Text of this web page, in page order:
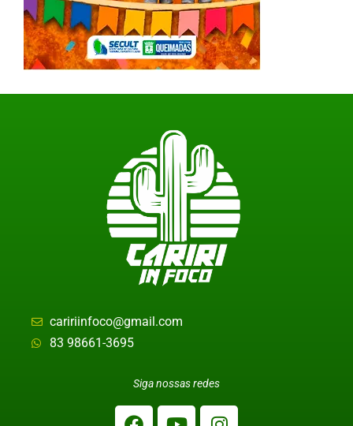
caririinfoco@gmail.com
83 98661-3695
Siga nossas redes